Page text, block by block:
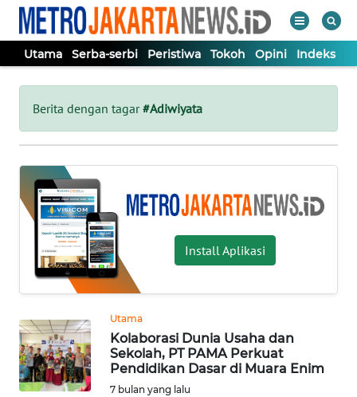
Utama Serba-serbi Peristiwa Tokoh Opini Indeks
Berita dengan tagar#Adiwiyata
Install Aplikasi
Utama
Kolaborasi Dunia Usaha dan
Sekolah, PT PAMA Perkuat
Pendidikan Dasar di Muara Enim
7 bulan yang lalu
Tutup
UTAMA
SERBA-
SERBI
PERISTIWA
TOKOH
OPINI
Informasi